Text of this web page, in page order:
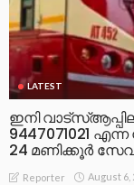
LATEST
ഇനി
9447071021
24 മണിക്കൂർ
Reporter August 6,